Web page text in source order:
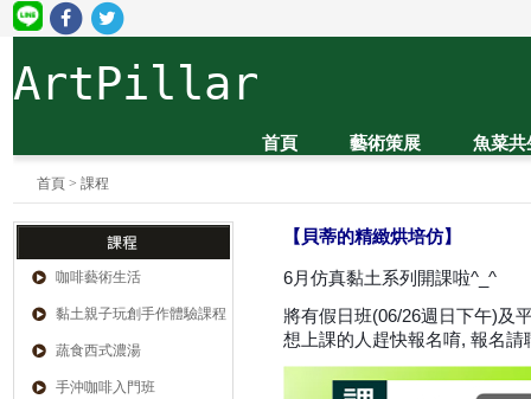
ArtPillar
首頁 藝術策展 魚菜共
首頁 > 課程
咖啡藝術生活
黏土親子玩創手作體驗課程
蔬食西式濃湯
手沖咖啡入門班
【貝蒂的精緻烘培仿】
6月仿真黏土系列開課啦^_^
將有假日班(06/26週日下午)及
想上課的人趕快報名唷, 報名請